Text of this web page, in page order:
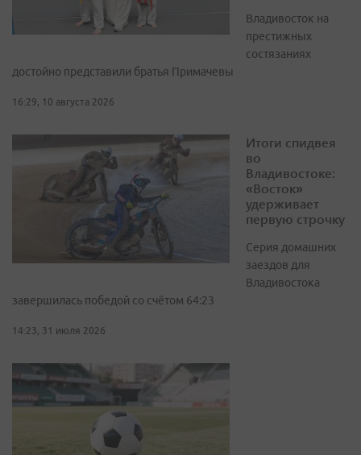
Владивосток на
престижных
состязаниях
достойно представили братья Примачевы
16:29, 10 августа 2026
Итоги спидвея
во
Владивостоке:
«Восток»
удерживает
первую строчку
Серия домашних
заездов для
Владивостока
завершилась победой со счётом 64:23
14:23, 31 июля 2026